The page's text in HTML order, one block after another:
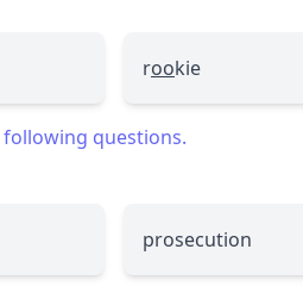
rookie
questions.
prosecution